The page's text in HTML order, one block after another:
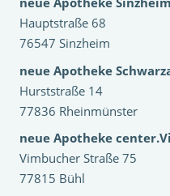
Hauptstraße 68
76547 Sinzheim
neue Apotheke
Hurststraße 14
77836 Rheinmünster
neue Apotheke
Vimbucher Straße 75
77815 Bühl